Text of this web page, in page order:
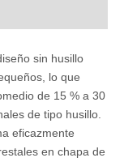
sin husillo
lo que
de 15 % a 30
de tipo husillo.
eficazmente
en chapa de